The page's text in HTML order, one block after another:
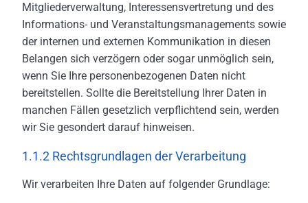
Mitgliederverwaltung, Interessensvertretung und des
Informations- und Veranstaltungsmanagements sowie
der internen und externen Kommunikation in diesen
Belangen sich verzögern oder sogar unmöglich sein,
wenn Sie Ihre personenbezogenen Daten nicht
bereitstellen. Sollte die Bereitstellung Ihrer Daten in
manchen Fällen gesetzlich verpflichtend sein, werden
wir Sie gesondert darauf hinweisen.
1.1.2 Rechtsgrundlagen der Verarbeitung
Wir verarbeiten Ihre Daten auf folgender Grundlage: